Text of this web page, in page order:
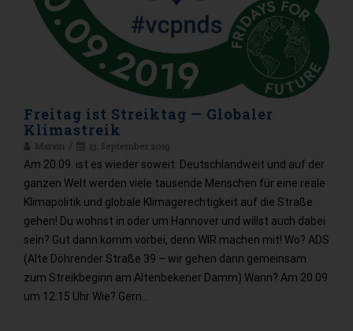
Freitag ist Streiktag — Globaler
Klimastreik
Marvin 13. September 2019
Am 20.09. ist es wieder soweit: Deutschlandweit und auf der
ganzen Welt werden viele tausende Menschen für eine reale
Klimapolitik und globale Klimagerechtigkeit auf die Straße
gehen! Du wohnst in oder um Hannover und willst auch dabei
sein? Gut dann komm vorbei, denn WIR machen mit! Wo? ADS
(Alte Döhrender Straße 39 – wir gehen dann gemeinsam
zum Streikbeginn am Altenbekener Damm) Wann? Am 20.09
um 12:15 Uhr Wie? Gern…